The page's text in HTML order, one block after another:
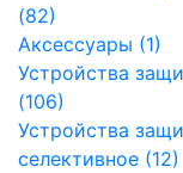
(82)
Аксессуары (1)
Устройства
(106)
Устройства
селективное (12)